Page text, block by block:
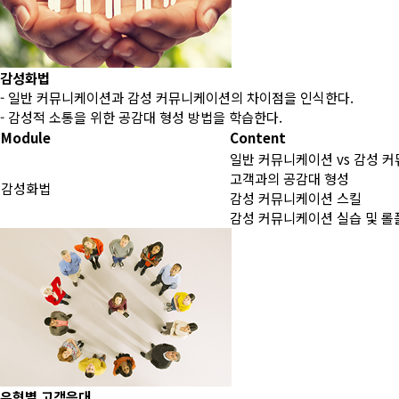
감성화법
- 일반 커뮤니케이션과 감성 커뮤니케이션의 차이점을 인식한다.
- 감성적 소통을 위한 공감대 형성 방법을 학습한다.
Module
Content
감성화법
일반 커뮤니케이션 vs 감성 커
고객과의 공감대 형성
감성 커뮤니케이션 스킬
감성 커뮤니케이션 실습 및 롤